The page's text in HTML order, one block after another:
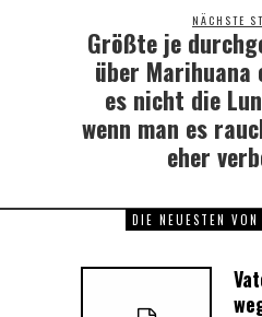
NÄCHSTE
Größte je
über
es nicht die
wenn man es
eher
DIE NEUESTEN